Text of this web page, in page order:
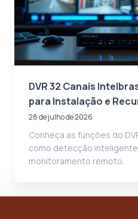
DVR 32 Canais
para Instalação e
28 de julho de 2026
Conheça as funções do
como detecção
monitoramento remoto.